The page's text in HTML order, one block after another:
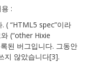
:
( “HTML5 spec”이라
(“other Hixie
된 버그입니다. 그동안
지 않았습니다[3].